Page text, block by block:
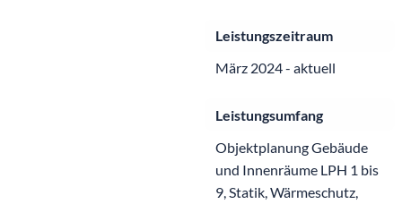
Leistungszeitraum
März 2024 - aktuell
Leistungsumfang
Objektplanung Gebäude
und Innenräume LPH 1 bis
9, Statik, Wärmeschutz,